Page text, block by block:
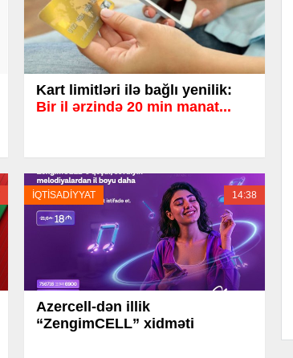
Kart limitləri ilə bağlı yenilik:
Bir il ərzində 20 min manat...
İQTİSADİYYAT 14:38
Azercell-dən illik
“ZengimCELL” xidməti